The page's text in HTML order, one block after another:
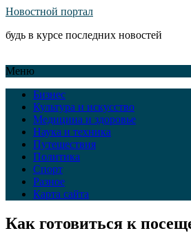
Новостной портал
будь в курсе последних новостей
Меню
Бизнес
Культура и искусство
Медицина и здоровье
Наука и техника
Путешествия
Политика
Спорт
Разное
Карта сайта
Как готовиться к